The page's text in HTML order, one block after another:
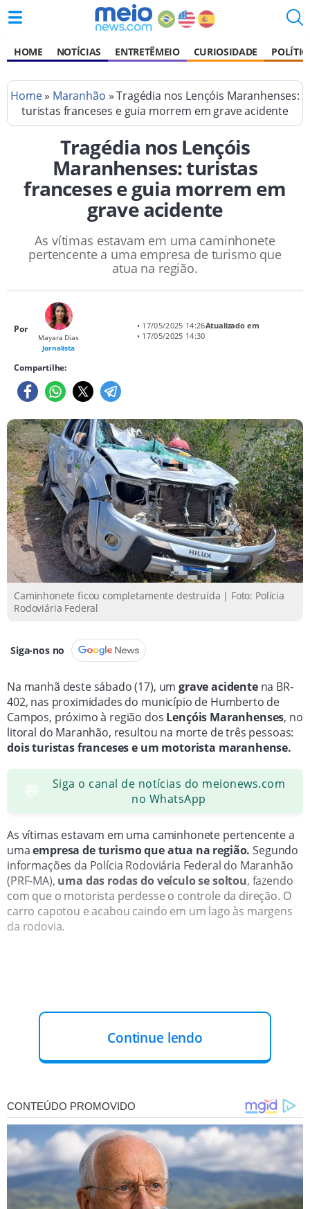
HOME NOTÍCIAS ENTRETÊMEIO CURIOSIDADE
Home» Maranhão » Tragédia nos Lençóis Maranhenses:
turistas franceses e guia morrem em grave acidente
Tragédia nos Lençóis
Maranhenses: turistas
franceses e guia morrem em
grave acidente
As vítimas estavam em uma caminhonete
pertencente a uma empresa de turismo que
atua na região.
Por
Mayara Dias
Jornalista
• 17/05/2025 14:26Atualizado em
• 17/05/2025 14:30
Compartilhe:
Caminhonete ficou completamente destruída | Foto: Polícia
Rodoviária Federal
Siga-nos no
Na manhã deste sábado (17), umgrave acidentena BR-
402, nas proximidades do município de Humberto de
Campos, próximo à região dos Lençóis Maranhenses, no
litoral do Maranhão, resultou na morte de três pessoas:
dois turistas franceses e um motorista maranhense.
💬
Siga o canal de notícias do meionews.com
no WhatsApp
As vítimas estavam em uma caminhonete pertencente a
umaempresa de turismo que atua na região.Segundo
informações da Polícia Rodoviária Federal do Maranhão
(PRF-MA), uma das rodas do veículo se soltou, fazendo
com que o motorista perdesse o controle da direção. O
carro capotou e acabou caindo em um lago às margens
da rodovia.
Motoristas que passavam pelo local tentaram prestar
socorro, mas infelizmente as vítimas morreram ainda no
local do acidente.
Continue lendo